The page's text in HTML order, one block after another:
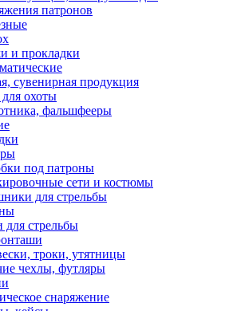
патронов
и прокладки
сувенирная продукция
охоты
фальшфееры
под патроны
сети и костюмы
для стрельбы
для стрельбы
троки, утятницы
чехлы, футляры
снаряжение